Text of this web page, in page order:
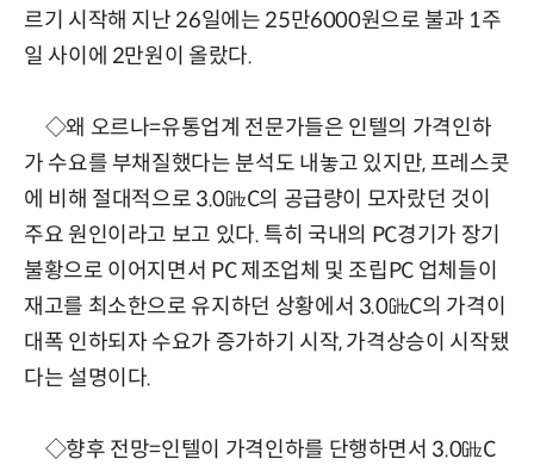
르기 시작해 지난 26일에는 25만6000원으로 불과 1주
일 사이에 2만원이 올랐다.
◇왜 오르나=유통업계 전문가들은 인텔의 가격인하
가 수요를 부채질했다는 분석도 내놓고 있지만, 프레스콧
에 비해 절대적으로 3.0㎓C의 공급량이 모자랐던 것이
주요 원인이라고 보고 있다. 특히 국내의 PC경기가 장기
불황으로 이어지면서 PC 제조업체 및 조립PC 업체들이
재고를 최소한으로 유지하던 상황에서 3.0㎓C의 가격이
대폭 인하되자 수요가 증가하기 시작, 가격상승이 시작됐
다는 설명이다.
◇향후 전망=인텔이 가격인하를 단행하면서 3.0㎓C